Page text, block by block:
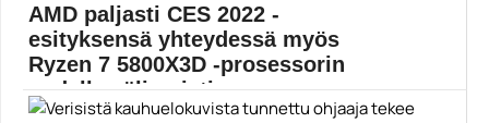
AMD paljasti CES 2022 -
esityksensä yhteydessä myös
Ryzen 7 5800X3D -prosessorin
uudella välimuistira...